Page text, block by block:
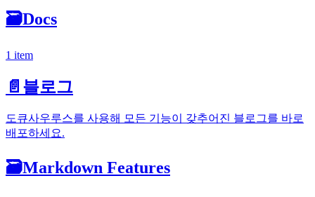
🗃️Docs
1 item
📄️ 블로그
도큐사우루스를 사용해 모든 기능이 갖추어진 블로그를 바로
배포하세요.
🗃️Markdown Features